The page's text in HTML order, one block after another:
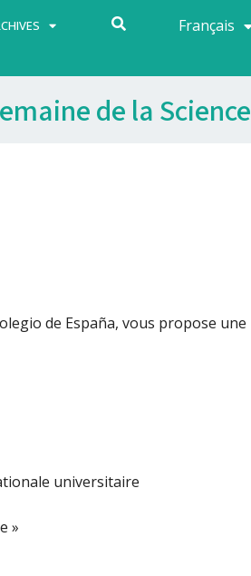
Français
Español
de la Science
de España, vous propose une
universitaire
»